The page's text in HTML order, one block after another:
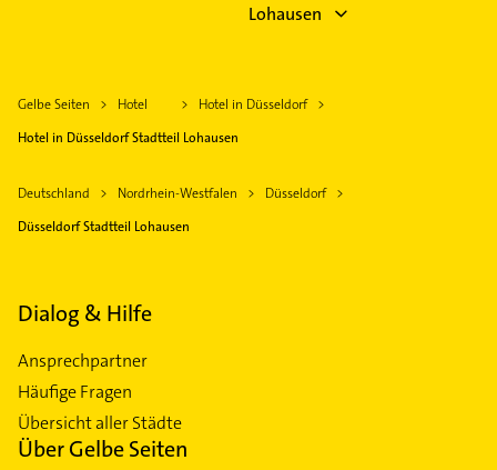
Lohausen
Gelbe Seiten Hotel
Hotel in Düsseldorf
Hotel in Düsseldorf Stadtteil Lohausen
Deutschland Nordrhein-Westfalen
Düsseldorf
Düsseldorf Stadtteil Lohausen
Dialog & Hilfe
Ansprechpartner
Häufige Fragen
Übersicht aller Städte
Über Gelbe Seiten